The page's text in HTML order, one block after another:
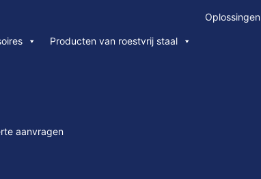
Producten van roestvrij staal
Oplossingen
aanvragen